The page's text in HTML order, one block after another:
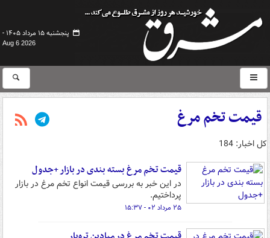
پنجشنبه ۱۵ مرداد ۱۴۰۵ -
Aug 6 2026
قیمت تخم مرغ
کل اخبار: 184
قیمت تخم مرغ بسته بندی در بازار +جدول
در این خبر به بررسی قیمت انواع تخم مرغ در بازار
پرداختیم.
۲۵ مرداد ۰۲ - ۱۵:۳۷